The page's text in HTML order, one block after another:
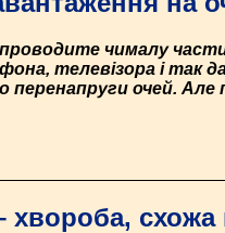
чималу
телевізора і так
перенапруги очей.
хвороба, схожа